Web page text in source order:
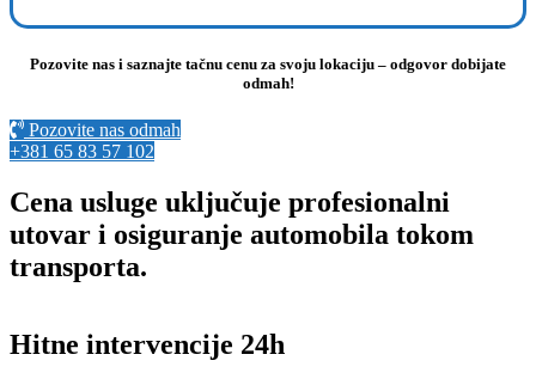
Pozovite nas i saznajte tačnu cenu za svoju lokaciju – odgovor dobijate
odmah!
Pozovite nas odmah
+381 65 83 57 102
Cena usluge uključuje profesionalni
utovar i osiguranje automobila tokom
transporta.
Hitne intervencije 24h